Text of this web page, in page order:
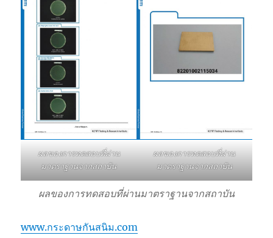
ผลของการทดสอบที่ผ่าน
มาตราฐานจากสถาบัน
ผลของการทดสอบที่ผ่าน
มาตราฐานจากสถาบัน
ผลของการทดสอบที่ผ่านมาตราฐานจากสถาบัน
www.กระดาษกันสนิม.com